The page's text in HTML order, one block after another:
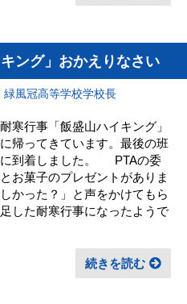
ング」おかえりなさい
緑風冠高等学校学校長
寒行事「飯盛山ハイキング」
帰ってきています。最後の班
に到着しました。 PTAの委
お菓子のプレゼントがありま
かった？」と声をかけてもら
した耐寒行事になったようで
続きを読む